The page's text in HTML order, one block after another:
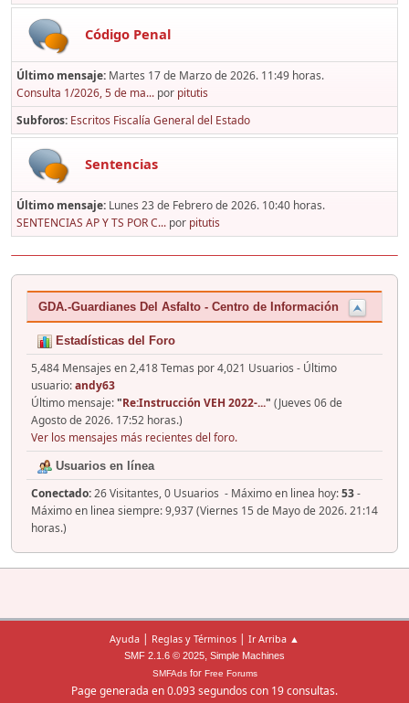
Código Penal
Último mensaje: Martes 17 de Marzo de 2026. 11:49 horas.
Consulta 1/2026, 5 de ma... por pitutis
Subforos Escritos Fiscalía General del Estado
Sentencias
Último mensaje: Lunes 23 de Febrero de 2026. 10:40 horas.
SENTENCIAS AP Y TS POR C... por pitutis
GDA.-Guardianes Del Asfalto - Centro de Información
Estadísticas del Foro
5,484 Mensajes en 2,418 Temas por 4,021 Usuarios - Último
usuario:andy63
Último mensaje:"Re:Instrucción VEH 2022-..." (Jueves 06 de
Agosto de 2026. 17:52 horas.)
Ver los mensajes más recientes del foro.
Usuarios en línea
Conectado:26 Visitantes, 0 Usuarios - Máximo en linea hoy:53-
Máximo en linea siempre: 9,937 (Viernes 15 de Mayo de 2026. 21:14
horas.)
Ayuda | Reglas y Términos | Ir Arriba ▲
SMF 2.1.6 © 2025, Simple Machines
SMFAdsfor Free Forums
Page generada en 0.093 segundos con 19 consultas.